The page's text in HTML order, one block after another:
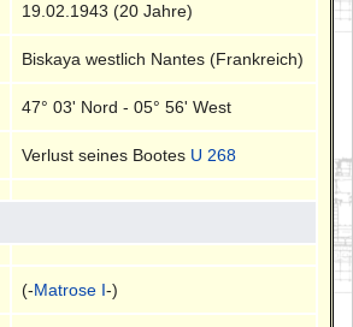
19.02.1943 (20 Jahre)
Biskaya westlich Nantes (Frankreich)
47° 03' Nord - 05° 56' West
Verlust seines Bootes U 268
(-Matrose I-)